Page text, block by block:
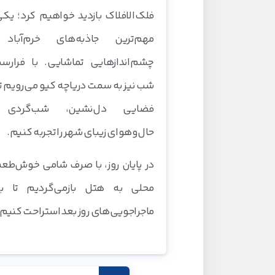
فلک‌الافلاک بازدید خواهیم کرد؛
مهم‌ترین جاذبه‌های
چشم‌اندازهایی تماشایی. با
شب نیز به سمت دریاچه کیو می‌رویم
فضایی دل‌نشین،
حال‌وهوای زیبای شهر را تجربه کنیم.
در پایان روز، با صرف شامی
محلی به هتل بازمی‌گردیم تا
ماجراجویی‌های روز بعد استراحت